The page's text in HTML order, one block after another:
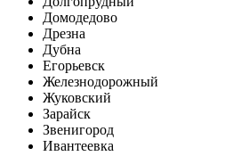
Домодедово
Дрезна
Дубна
Егорьевск
Железнодорожный
Жуковский
Зарайск
Звенигород
Ивантеевка